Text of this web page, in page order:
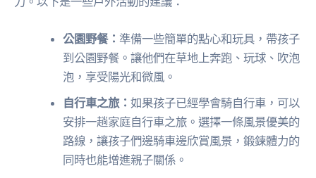
公園野餐： 準備一些簡單的點心和玩具，帶孩子
到公園野餐。讓他們在草地上奔跑、玩球、吹泡
泡，享受陽光和微風。
自行車之旅：如果孩子已經學會騎自行車，可以
安排一趟家庭自行車之旅。選擇一條風景優美的
路線，讓孩子們邊騎車邊欣賞風景，鍛鍊體力的
同時也能增進親子關係。